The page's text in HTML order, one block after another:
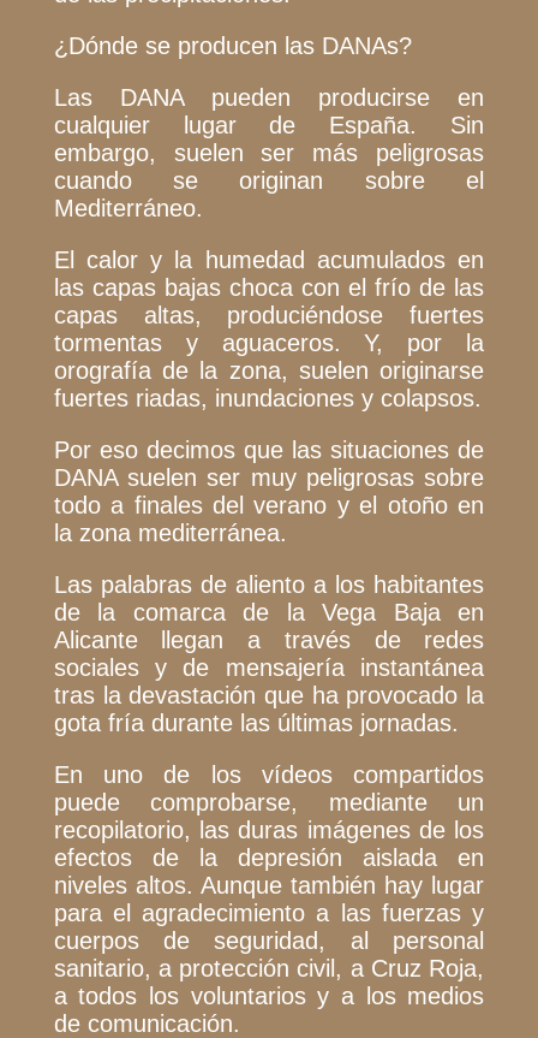
¿Dónde se producen las DANAs?
Las DANA pueden producirse en
cualquier lugar de España. Sin
embargo, suelen ser más peligrosas
cuando se originan sobre el
Mediterráneo.
El calor y la humedad acumulados en
las capas bajas choca con el frío de las
capas altas, produciéndose fuertes
tormentas y aguaceros. Y, por la
orografía de la zona, suelen originarse
fuertes riadas, inundaciones y colapsos.
Por eso decimos que las situaciones de
DANA suelen ser muy peligrosas sobre
todo a finales del verano y el otoño en
la zona mediterránea.
Las palabras de aliento a los habitantes
de la comarca de la Vega Baja en
Alicante llegan a través de redes
sociales y de mensajería instantánea
tras la devastación que ha provocado la
gota fría durante las últimas jornadas.
En uno de los vídeos compartidos
puede comprobarse, mediante un
recopilatorio, las duras imágenes de los
efectos de la depresión aislada en
niveles altos. Aunque también hay lugar
para el agradecimiento a las fuerzas y
cuerpos de seguridad, al personal
sanitario, a protección civil, a Cruz Roja,
a todos los voluntarios y a los medios
de comunicación.